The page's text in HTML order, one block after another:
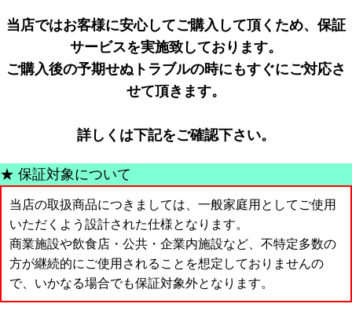
当店ではお客様に安心してご購入して頂くため、保証
サービスを実施致しております。
ご購入後の予期せぬトラブルの時にもすぐにご対応さ
せて頂きます。
詳しくは下記をご確認下さい。
★ 保証対象について
当店の取扱商品につきましては、一般家庭用としてご使用
いただくよう設計された仕様となります。
商業施設や飲食店・公共・企業内施設など、不特定多数の
方が継続的にご使用されることを想定しておりませんの
で、いかなる場合でも保証対象外となります。